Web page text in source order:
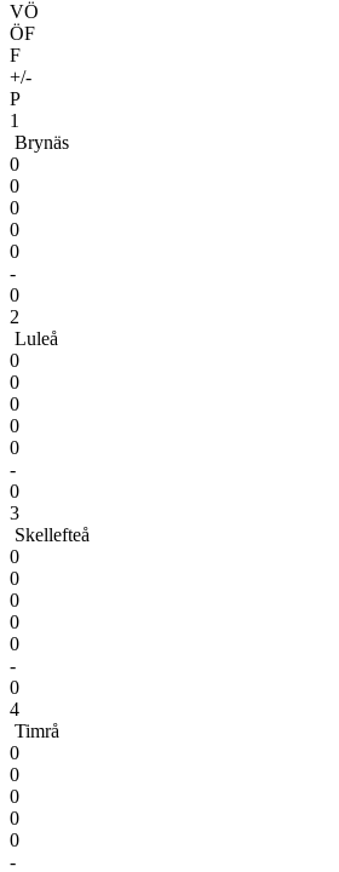
VÖ
ÖF
F
+/-
P
1
Brynäs
0
0
0
0
0
-
0
2
Luleå
0
0
0
0
0
-
0
3
Skellefteå
0
0
0
0
0
-
0
4
Timrå
0
0
0
0
0
-